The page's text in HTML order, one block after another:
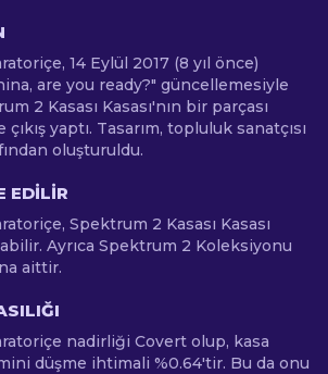
14 Eylül 2017 (8 yıl önce)
are you ready?" güncellemesiyle
2 Kasası Kasası'nın bir parçası
çıkış yaptı. Tasarım, topluluk sanatçısı
oluşturuldu.
EDILIR
Spektrum 2 Kasası Kasası
Ayrıca Spektrum 2 Koleksiyonu
aittir.
nadirliği Covert olup, kasa
düşme ihtimali %0.64'tir. Bu da onu